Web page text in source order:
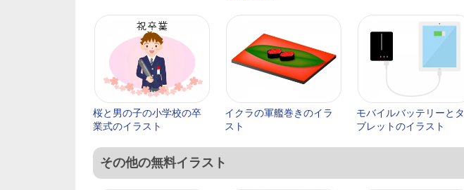
桜と男の子の小学校の卒
業式のイラスト
イクラの軍艦巻きのイラ
スト
モバイルバッテリーとタ
ブレットのイラスト
その他の無料イラスト